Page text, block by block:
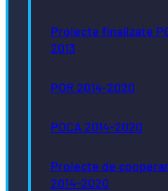
Proiecte finalizate
2013
POR 2014-2020
POCA 2014-2020
Proiecte de
2014-2020